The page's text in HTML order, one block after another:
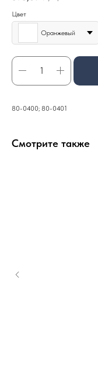
Цвет
Оранжевый
80-0400; 80-0401
Смотрите также